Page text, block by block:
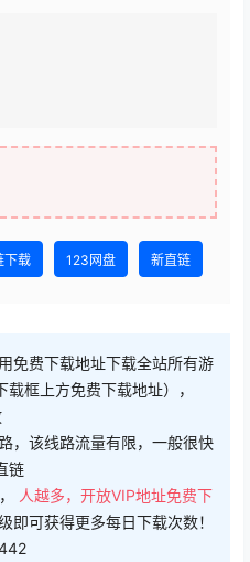
下载 123网盘 新直链
免费下载地址下载全站所有游
框上方免费下载地址），
，该线路流量有限，一般很快
链
人越多，开放VIP地址免费下
即可获得更多每日下载次数！